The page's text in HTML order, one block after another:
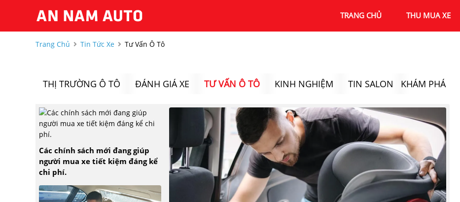
TRANG CHỦ THU MUA XE
Trang Chủ Tin Tức Xe Tư Vấn Ô Tô
THỊ TRƯỜNG Ô TÔ ĐÁNH GIÁ XE TƯ VẤN Ô TÔ KINH NGHIỆM TIN SALON KHÁM PHÁ
Các chính sách mới đang giúp
người mua xe tiết kiệm đáng kể
chi phí.